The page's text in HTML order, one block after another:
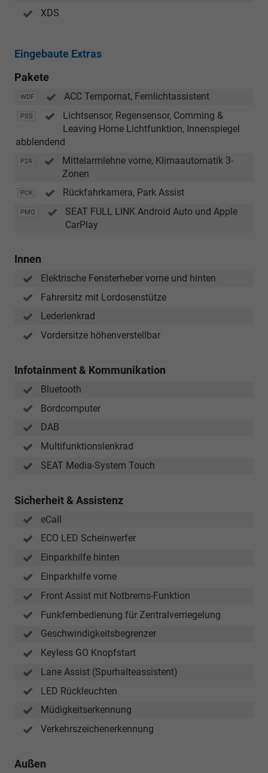
XDS
Eingebaute Extras
Pakete
WDF ACC Tempomat, Fernlichtassistent
PSS
Lichtsensor, Regensensor, Comming &
Leaving Home Lichtfunktion, Innenspiegel
abblendend
P2A
Mittelarmlehne vorne, Klimaautomatik 3-
Zonen
PCK Rückfahrkamera, Park Assist
PMQ
SEAT FULL LINK Android Auto und Apple
CarPlay
Innen
Elektrische Fensterheber vorne und hinten
Fahrersitz mit Lordosenstütze
Lederlenkrad
Vordersitze höhenverstellbar
Infotainment & Kommunikation
Bluetooth
Bordcomputer
DAB
Multifunktionslenkrad
SEAT Media-System Touch
Sicherheit & Assistenz
eCall
ECO LED Scheinwerfer
Einparkhilfe hinten
Einparkhilfe vorne
Front Assist mit Notbrems-Funktion
Funkfernbedienung für Zentralverriegelung
Geschwindigkeitsbegrenzer
Keyless GO Knopfstart
Lane Assist (Spurhalteassistent)
LED Rückleuchten
Müdigkeitserkennung
Verkehrszeichenerkennung
Außen